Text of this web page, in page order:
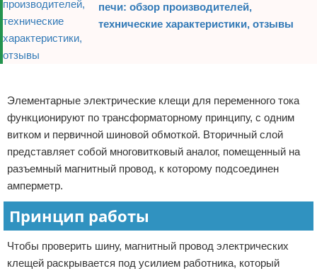
печи: обзор производителей,
технические характеристики, отзывы
Элементарные электрические клещи для переменного тока
функционируют по трансформаторному принципу, с одним
витком и первичной шиновой обмоткой. Вторичный слой
представляет собой многовитковый аналог, помещенный на
разъемный магнитный провод, к которому подсоединен
амперметр.
Принцип работы
Чтобы проверить шину, магнитный провод электрических
клещей раскрывается под усилием работника, который